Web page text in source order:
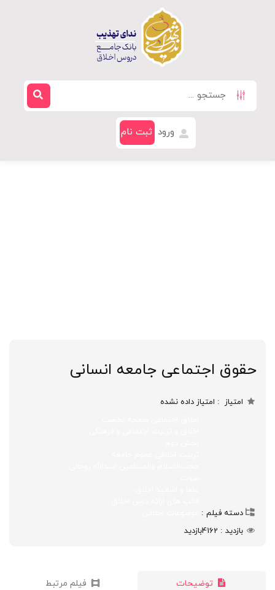
ورود ثبت نام
حقوق اجتماعی جامعه انسانی
امتیاز امتیاز داده نشده
دسته فیلم
بازدید
4162بازدید
توضیحات فیلم مرتبط